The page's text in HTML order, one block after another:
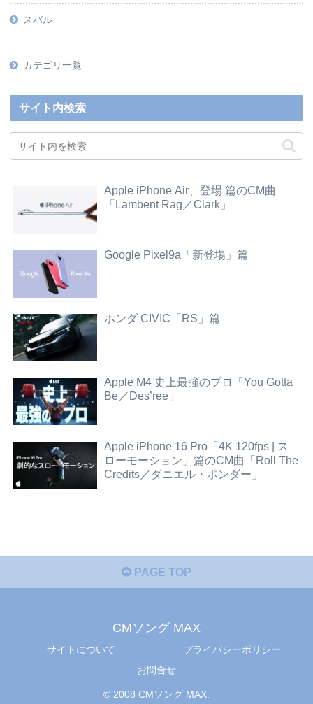
スバル
カテゴリ一覧
サイト内検索
Apple iPhone Air、登場 篇のCM曲
「Lambent Rag／Clark」
Google Pixel9a「新登場」篇
ホンダ CIVIC「RS」篇
Apple M4 史上最強のプロ「You Gotta
Be／Des’ree」
Apple iPhone 16 Pro「4K 120fps | ス
ローモーション」篇のCM曲「Roll The
Credits／ダニエル・ポンダー」
PAGE TOP
CMソング MAX
サイトについて
プライバシーポリシー
お問合せ
© 2008 CMソング MAX.